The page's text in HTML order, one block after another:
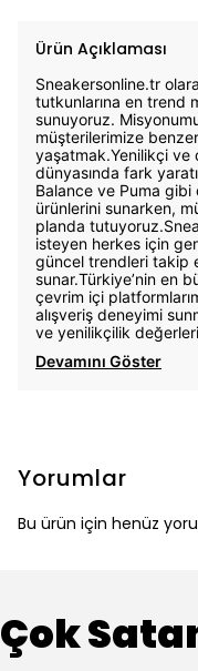
Ürün Açıklaması
Sneakersonline.tr
tutkunlarına en trend
sunuyoruz.
müşterilerimize
yaşatmak.Yenilikçi ve
dünyasında fark
Balance ve Puma gibi
ürünlerini sunarken,
planda
isteyen herkes için
güncel trendleri takip
sunar.Türkiye’nin en
çevrim içi
alışveriş deneyimi
ve yenilikçilik
Devamını Göster
Yorumlar
Bu ürün için henüz
Çok